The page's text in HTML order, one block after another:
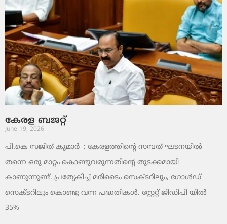
കേരള ബജറ്റ്
June 19, 2026
പി.കെ സജിത് കുമാര്‍ : കേരളത്തിന്റെ സമ്പത് ഘടനയിൽ
തന്നെ ഒരു മാറ്റം കൊണ്ടുവരുന്നതിന്റെ തുടക്കമായി
കാണുന്നുണ്ട്. പ്രത്യേകിച്ച് മരിടൈം സെക്ടറിലും, ഗോൾഡ്
സെക്ടറിലും കൊണ്ടു വന്ന പദ്ധതികൾ. സ്റ്റേറ്റ് ജിഡിപി യിൽ
35%